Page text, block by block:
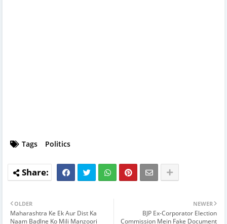
Tags Politics
NEWER
BJP Ex-Corporator Election
Commission Mein Fake Document
OLDER
Maharashtra Ke Ek Aur Dist Ka
Naam Badlne Ko Mili Manzoori